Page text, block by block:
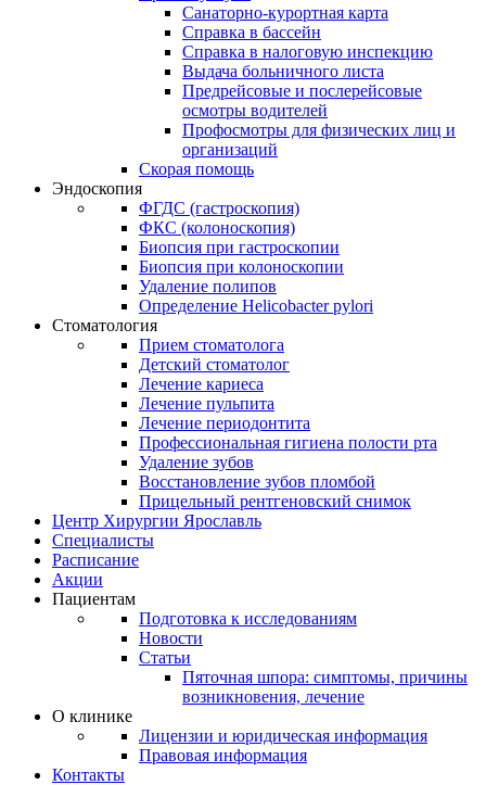
Санаторно-курортная карта
Справка в бассейн
Справка в налоговую инспекцию
Выдача больничного листа
Предрейсовые и послерейсовые
осмотры водителей
Профосмотры для физических лиц и
организаций
Скорая помощь
Эндоскопия
ФГДС (гастроскопия)
ФКС (колоноскопия)
Биопсия при гастроскопии
Биопсия при колоноскопии
Удаление полипов
Определение Helicobacter pylori
Стоматология
Прием стоматолога
Детский стоматолог
Лечение кариеса
Лечение пульпита
Лечение периодонтита
Профессиональная гигиена полости рта
Удаление зубов
Восстановление зубов пломбой
Прицельный рентгеновский снимок
Центр Хирургии Ярославль
Специалисты
Расписание
Акции
Пациентам
Подготовка к исследованиям
Новости
Статьи
Пяточная шпора: симптомы, причины
возникновения, лечение
О клинике
Лицензии и юридическая информация
Правовая информация
Контакты